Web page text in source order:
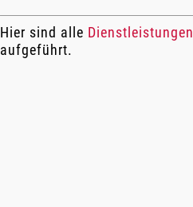
Hier sind alle Dienstleistungen
aufgeführt.